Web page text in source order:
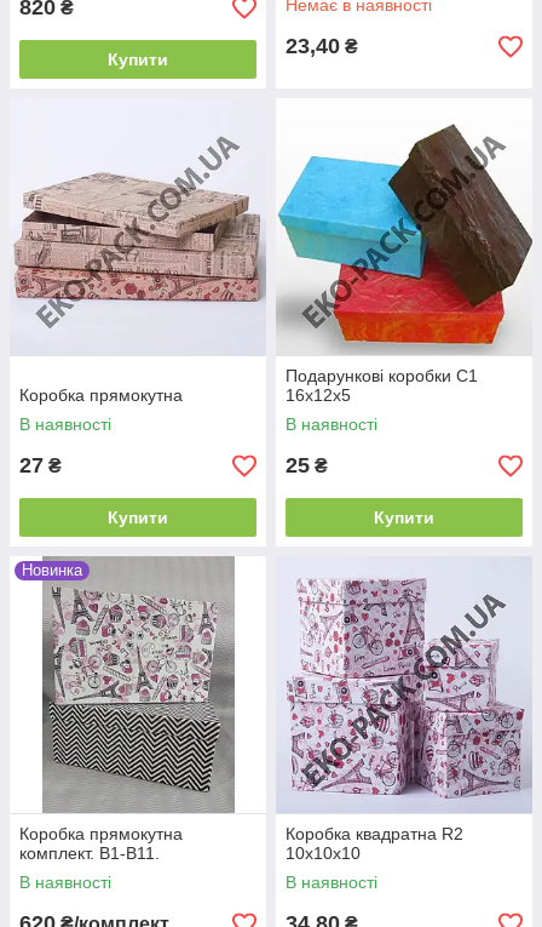
820 ₴
Купити
Немає в наявності
23,40 ₴
Коробка прямокутна
В наявності
27 ₴
Купити
Подарункові коробки С1
16х12х5
В наявності
25 ₴
Купити
Новинка
Коробка прямокутна
комплект. В1-В11.
В наявності
Коробка квадратна R2
10х10х10
В наявності